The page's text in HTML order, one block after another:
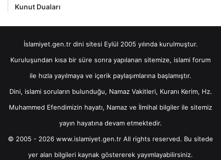
Kunut Duaları
İslamiyet.gen.tr dini sitesi Eylül 2005 yılında kurulmuştur.
Kuruluşundan kısa bir süre sonra yapılanan sitemize, islami forum
ile hızla yayılmaya ve içerik paylaşımlarına başlamıştır.
Dini, islami soruların bulunduğu, Namaz Vakitleri, Kuranı Kerim, Hz.
Muhammed Efendimizin hayatı, Namaz ve İlmihal bilgiler ile sitemiz
yayın hayatına devam etmektedir.
© 2005 - 2026 www.islamiyet.gen.tr All rights reserved. Bu sitede
yer alan bilgileri kaynak göstererek yayımlayabilirsiniz.